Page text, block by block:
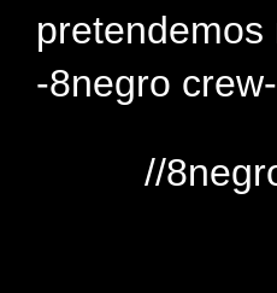
-8negro crew-
//